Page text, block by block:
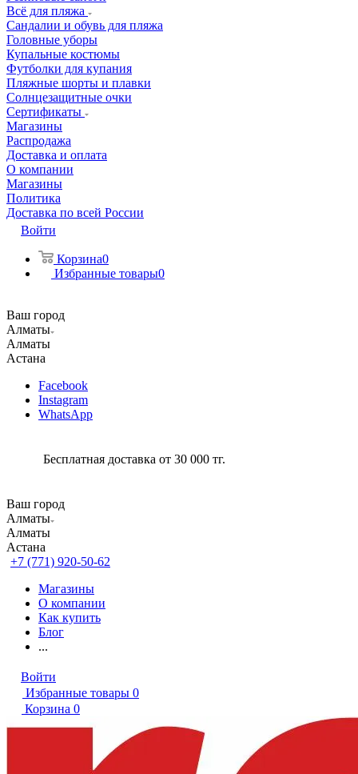
Всё для пляжа
Сандалии и обувь для пляжа
Головные уборы
Купальные костюмы
Футболки для купания
Пляжные шорты и плавки
Солнцезащитные очки
Сертификаты
Магазины
Распродажа
Доставка и оплата
О компании
Магазины
Политика
Доставка по всей России
Войти
Корзина0
Избранные товары0
Ваш город
Алматы
Алматы
Астана
Facebook
Instagram
WhatsApp
Бесплатная доставка от 30 000 тг.
Ваш город
Алматы
Алматы
Астана
+7 (771) 920-50-62
Магазины
О компании
Как купить
Блог
...
Войти
Избранные товары 0
Корзина 0